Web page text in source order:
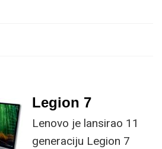
Legion 7
Lenovo je lansirao 11
generaciju Legion 7